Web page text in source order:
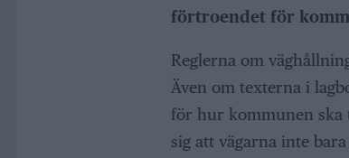
förtroendet för
Reglerna om
Även om texterna i
för hur kommunen ska
sig att vägarna inte